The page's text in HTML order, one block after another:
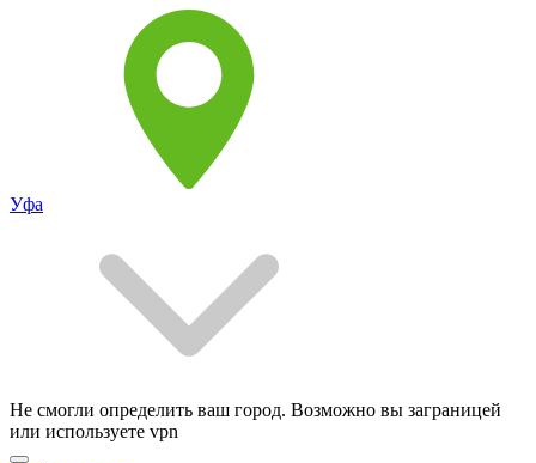
Уфа
Не смогли определить ваш город. Возможно вы заграницей
или используете vpn